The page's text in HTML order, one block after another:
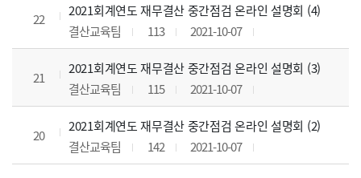
22
2021회계연도 재무결산 중간점검 온라인 설명회 (4)
결산교육팀
113 2021-10-07
21
2021회계연도 재무결산 중간점검 온라인 설명회 (3)
결산교육팀
115 2021-10-07
20
2021회계연도 재무결산 중간점검 온라인 설명회 (2)
결산교육팀
142 2021-10-07